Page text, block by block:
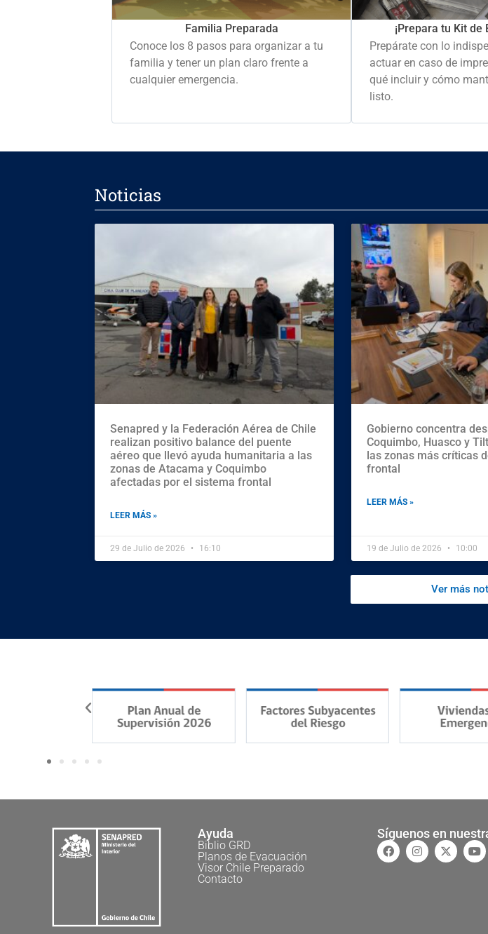
Familia Preparada
Conoce los 8 pasos para organizar a tu
familia y tener un plan claro frente a
cualquier emergencia.
¡Prepara tu Kit de
Prepárate con lo
actuar en caso de
qué incluir y cómo
listo.
Noticias
Senapred y la Federación Aérea de Chile
realizan positivo balance del puente
aéreo que llevó ayuda humanitaria a las
zonas de Atacama y Coquimbo
afectadas por el sistema frontal
LEER MÁS »
29 de Julio de 2026 16:10
Gobierno concentra
Coquimbo, Huasco y
las zonas más críticas
frontal
LEER MÁS »
19 de Julio de 2026 10:00
Ver más
Ayuda
Biblio GRD
Planos de Evacuación
Visor Chile Preparado
Contacto
Síguenos en